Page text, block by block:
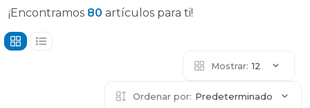
¡Encontramos 80 artículos para ti!
Mostrar: 12
Ordenar por: Predeterminado